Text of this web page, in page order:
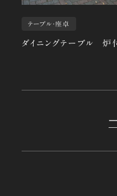
テーブル・座卓
ダイニングテーブル 炉